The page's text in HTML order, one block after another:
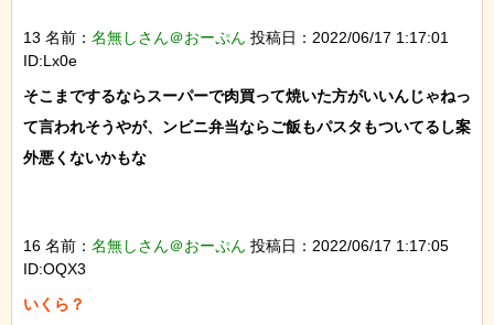
13 名前： 名無しさん＠おーぷん 投稿日：2022/06/17 1:17:01
ID:Lx0e
そこまでするならスーパーで肉買って焼いた方がいいんじゃねっ
て言われそうやが、ンビニ弁当ならご飯もパスタもついてるし案
外悪くないかもな
16 名前： 名無しさん＠おーぷん 投稿日：2022/06/17 1:17:05
ID:OQX3
いくら？